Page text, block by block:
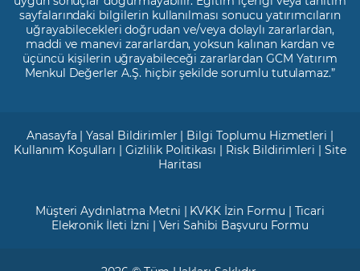
sayfalarındaki bilgilerin kullanılması sonucu yatırımcıların
uğrayabilecekleri doğrudan ve/veya dolaylı zararlardan,
maddi ve manevi zararlardan, yoksun kalınan kardan ve
üçüncü kişilerin uğrayabileceği zararlardan GCM Yatırım
Menkul Değerler A.Ş. hiçbir şekilde sorumlu tutulamaz.”
Anasayfa |Yasal Bildirimler | Bilgi Toplumu Hizmetleri |
Kullanım Koşulları |Gizlilik Politikası | Risk Bildirimleri |Site
Haritası
Müşteri Aydınlatma Metni | KVKK İzin Formu | Ticari
Elekronik İleti İzni | Veri Sahibi Başvuru Formu